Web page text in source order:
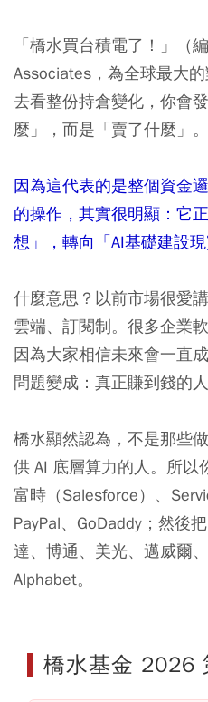
「橋水買台積電了！」（
Associates，為全球最大
去看整份持倉變化，你會
麼」，而是「賣了什麼」。
因為這代表的是整個資金
的操作，其實很明顯：它
想」，轉向「AI基礎建設現
什麼意思？以前市場很愛
雲端、訂閱制。很多企業
因為大家相信未來會一直
問題變成：真正賺到錢的
橋水顯然認為，不是那些
供 AI 底層算力的人。所以
富時（Salesforce）、
PayPal、GoDaddy；然後
達、博通、美光、邁威爾
Alphabet。
橋水基金 2026